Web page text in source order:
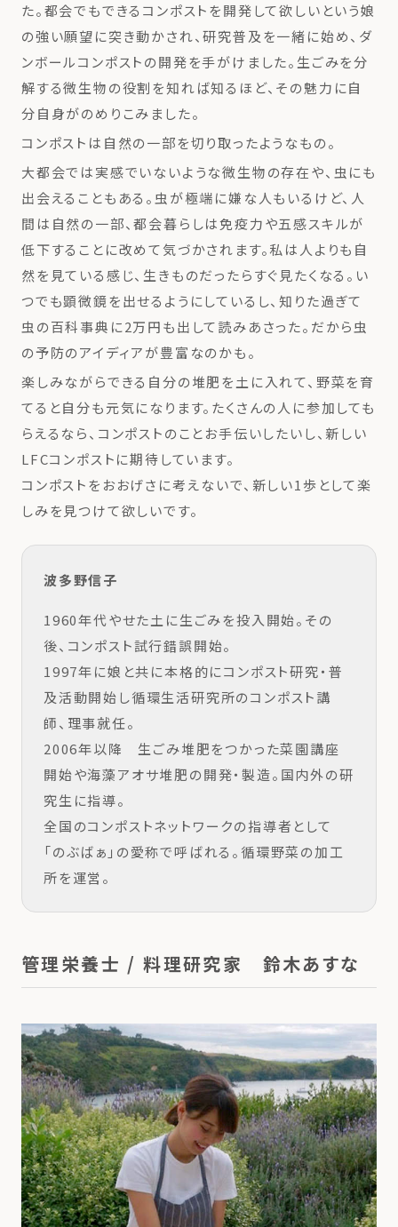
た。都会でもできるコンポストを開発して欲しいという娘
の強い願望に突き動かされ、研究普及を一緒に始め、ダ
ンボールコンポストの開発を手がけました。生ごみを分
解する微生物の役割を知れば知るほど、その魅力に自
分自身がのめりこみました。
コンポストは自然の一部を切り取ったようなもの。
大都会では実感でいないような微生物の存在や、虫にも
出会えることもある。虫が極端に嫌な人もいるけど、人
間は自然の一部、都会暮らしは免疫力や五感スキルが
低下することに改めて気づかされます。私は人よりも自
然を見ている感じ、生きものだったらすぐ見たくなる。い
つでも顕微鏡を出せるようにしているし、知りた過ぎて
虫の百科事典に2万円も出して読みあさった。だから虫
の予防のアイディアが豊富なのかも。
楽しみながらできる自分の堆肥を土に入れて、野菜を育
てると自分も元気になります。たくさんの人に参加しても
らえるなら、コンポストのことお手伝いしたいし、新しい
LFCコンポストに期待しています。
コンポストをおおげさに考えないで、新しい1歩として楽
しみを見つけて欲しいです。
波多野信子
1960年代やせた土に生ごみを投入開始。その
後、コンポスト試行錯誤開始。
1997年に娘と共に本格的にコンポスト研究・普
及活動開始し循環生活研究所のコンポスト講
師、理事就任。
2006年以降 生ごみ堆肥をつかった菜園講座
開始や海藻アオサ堆肥の開発・製造。国内外の研
究生に指導。
全国のコンポストネットワークの指導者として
「のぶばぁ」の愛称で呼ばれる。循環野菜の加工
所を運営。
管理栄養士 / 料理研究家 鈴木あすな